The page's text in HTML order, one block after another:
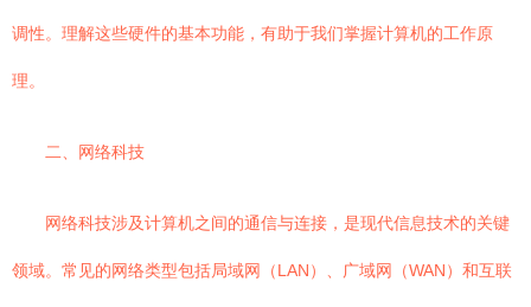
调性。理解这些硬件的基本功能，有助于我们掌握计算机的工作原
理。
二、网络科技
网络科技涉及计算机之间的通信与连接，是现代信息技术的关键
领域。常见的网络类型包括局域网（LAN）、广域网（WAN）和互联